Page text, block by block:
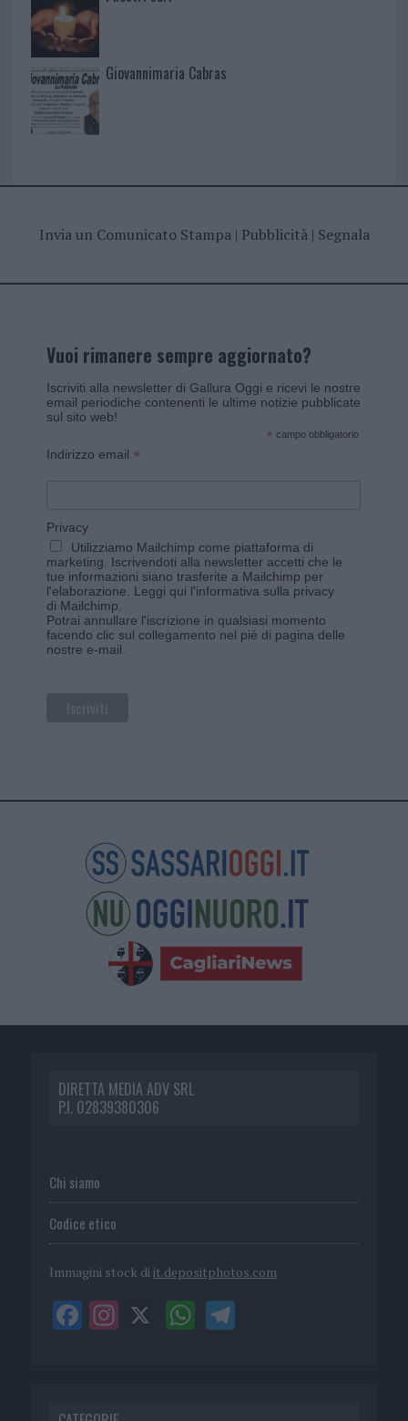
Giovannimaria Cabras
Invia un Comunicato Stampa| Pubblicità| Segnala
Vuoi rimanere sempre aggiornato?
Iscriviti alla newsletter di Gallura Oggi e ricevi le nostre
email periodiche contenenti le ultime notizie pubblicate
sul sito web!
* campo obbligatorio
Indirizzo email *
Privacy
Utilizziamo Mailchimp come piattaforma di
marketing. Iscrivendoti alla newsletter accetti che le
tue informazioni siano trasferite a Mailchimp per
l'elaborazione. Leggi qui l'informativa sulla privacy
di Mailchimp
Potrai annullare l'iscrizione in qualsiasi momento
facendo clic sul collegamento nel piè di pagina delle
nostre e-mail.
DIRETTA MEDIA ADV SRL
P.I. 02839380306
Chi siamo
Codice etico
Immagini stock di it.depositphotos.com